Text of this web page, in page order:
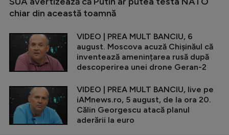
chiar din această toamnă
VIDEO | PREA MULT BANCIU, 6
august. Moscova acuză Chișinăul că
inventează amenințarea rusă după
descoperirea unei drone Geran-2
VIDEO | PREA MULT BANCIU, live pe
iAMnews.ro, 5 august, de la ora 20.
Călin Georgescu atacă planul
aderării la euro